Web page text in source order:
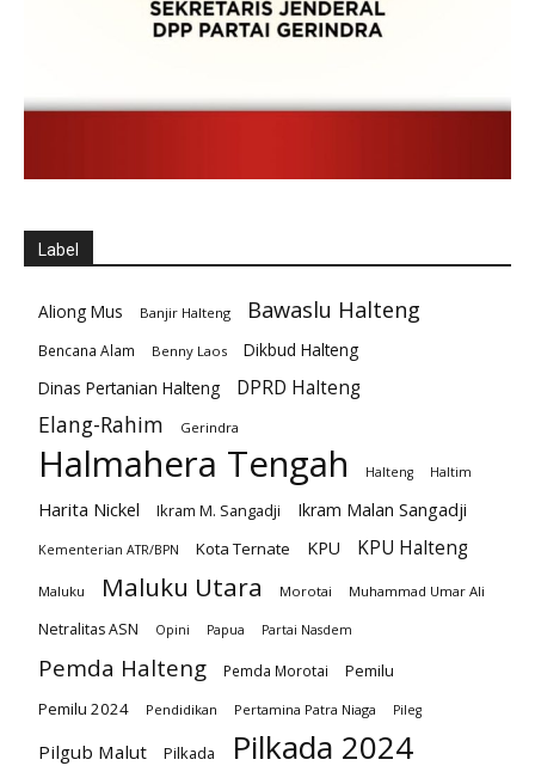
Label
Aliong Mus Banjir Halteng Bawaslu Halteng
Bencana Alam Benny Laos
Dikbud Halteng
Dinas Pertanian Halteng
DPRD Halteng
Elang-Rahim Gerindra
Halmahera Tengah Halteng Haltim
Harita Nickel Ikram M. Sangadji Ikram Malan Sangadji
Kementerian ATR/BPN Kota Ternate KPU KPU Halteng
Maluku Maluku Utara Morotai Muhammad Umar Ali
Netralitas ASN Opini Papua Partai Nasdem
Pemda Halteng Pemda Morotai
Pemilu
Pemilu 2024
Pendidikan Pertamina Patra Niaga Pileg
Pilgub Malut Pilkada Pilkada 2024